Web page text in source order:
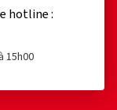
hotline :
15h00